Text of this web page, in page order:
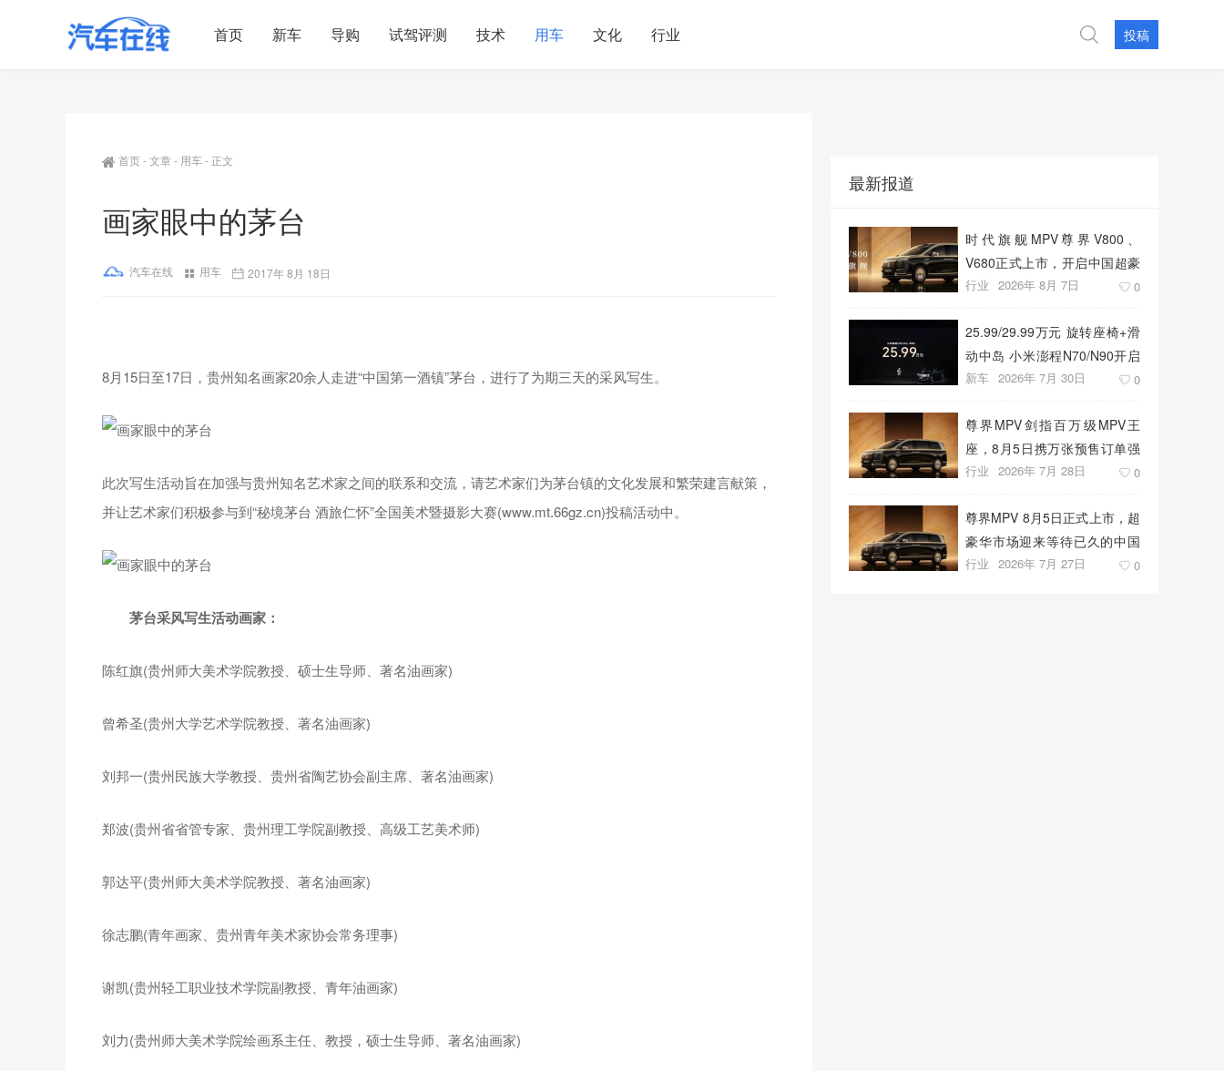
首页 新车 导购 试驾评测 技术 用车 文化 行业 投稿
首页-文章- 用车- 正文
画家眼中的茅台
汽车在线 用车 2017年 8月 18日
8月15日至17日，贵州知名画家20余人走进“中国第一酒镇”茅台，进行了为期三天的采风写生。
此次写生活动旨在加强与贵州知名艺术家之间的联系和交流，请艺术家们为茅台镇的文化发展和繁荣建言献策，
并让艺术家们积极参与到“秘境茅台 酒旅仁怀”全国美术暨摄影大赛(www.mt.66gz.cn)投稿活动中。
茅台采风写生活动画家：
陈红旗(贵州师大美术学院教授、硕士生导师、著名油画家)
曾希圣(贵州大学艺术学院教授、著名油画家)
刘邦一(贵州民族大学教授、贵州省陶艺协会副主席、著名油画家)
郑波(贵州省省管专家、贵州理工学院副教授、高级工艺美术师)
郭达平(贵州师大美术学院教授、著名油画家)
徐志鹏(青年画家、贵州青年美术家协会常务理事)
谢凯(贵州轻工职业技术学院副教授、青年油画家)
刘力(贵州师大美术学院绘画系主任、教授，硕士生导师、著名油画家)
最新报道
时代旗舰MPV尊界V800、
V680正式上市，开启中国超豪
华MPV发展新篇章
行业 2026年 8月 7日 0
25.99/29.99万元 旋转座椅+滑
动中岛 小米澎程N70/N90开启
预售
新车 2026年 7月 30日 0
尊界MPV剑指百万级MPV王
座，8月5日携万张预售订单强
势上市
行业 2026年 7月 28日 0
尊界MPV 8月5日正式上市，超
豪华市场迎来等待已久的中国
答案
行业 2026年 7月 27日 0